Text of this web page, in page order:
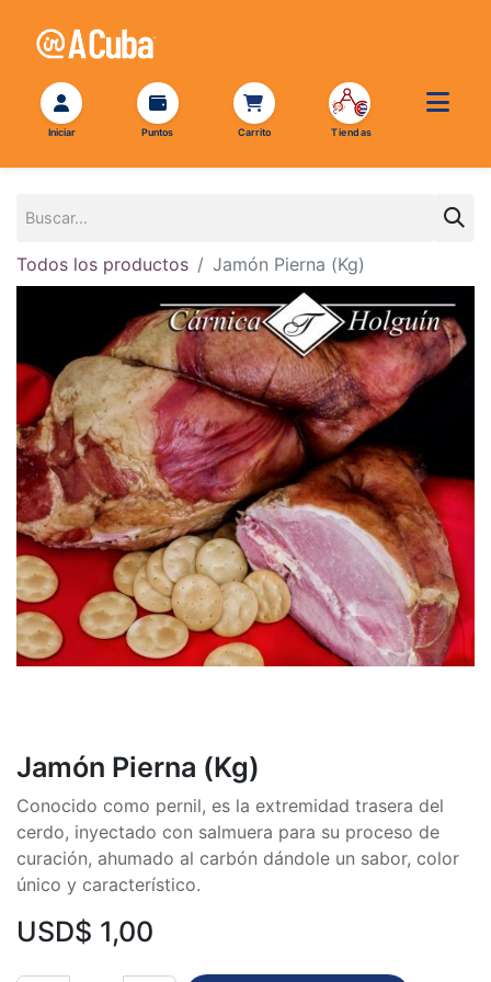
Todos los productos Jamón Pierna (Kg)
Jamón Pierna (Kg)
Conocido como pernil, es la extremidad trasera del
cerdo, inyectado con salmuera para su proceso de
curación, ahumado al carbón dándole un sabor, color
único y característico.
USD$ 1,00